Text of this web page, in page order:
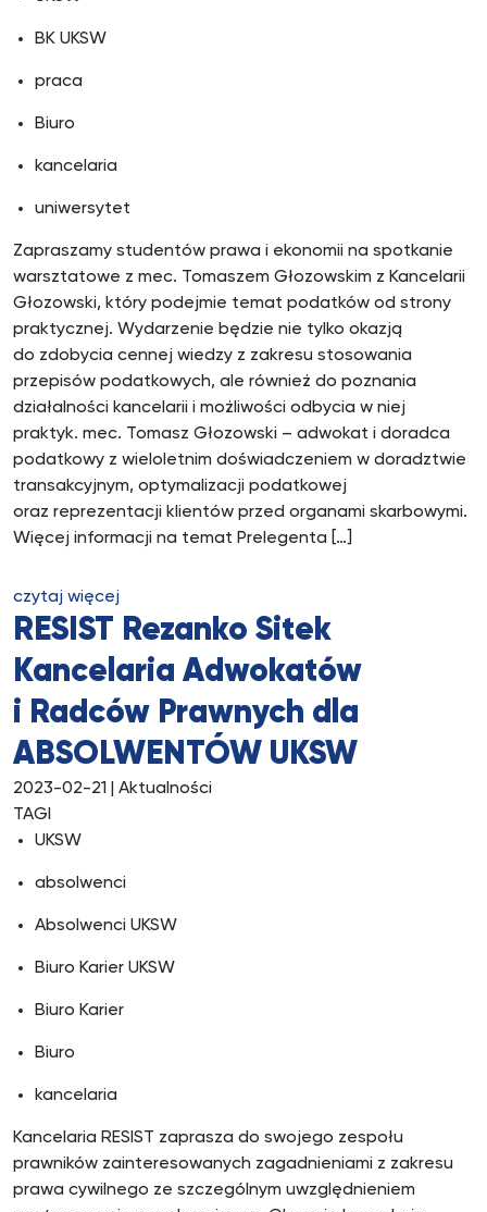
BK UKSW
praca
Biuro
kancelaria
uniwersytet
Zapraszamy studentów prawa i ekonomii na spotkanie
warsztatowe z mec. Tomaszem Głozowskim z Kancelarii
Głozowski, który podejmie temat podatków od strony
praktycznej. Wydarzenie będzie nie tylko okazją
do zdobycia cennej wiedzy z zakresu stosowania
przepisów podatkowych, ale również do poznania
działalności kancelarii i możliwości odbycia w niej
praktyk. mec. Tomasz Głozowski – adwokat i doradca
podatkowy z wieloletnim doświadczeniem w doradztwie
transakcyjnym, optymalizacji podatkowej
oraz reprezentacji klientów przed organami skarbowymi.
Więcej informacji na temat Prelegenta […]
czytaj więcej
RESIST Rezanko Sitek
Kancelaria Adwokatów
i Radców Prawnych dla
ABSOLWENTÓW UKSW
2023-02-21
| Aktualności
TAGI
UKSW
absolwenci
Absolwenci UKSW
Biuro Karier UKSW
Biuro Karier
Biuro
kancelaria
Kancelaria RESIST zaprasza do swojego zespołu
prawników zainteresowanych zagadnieniami z zakresu
prawa cywilnego ze szczególnym uwzględnieniem